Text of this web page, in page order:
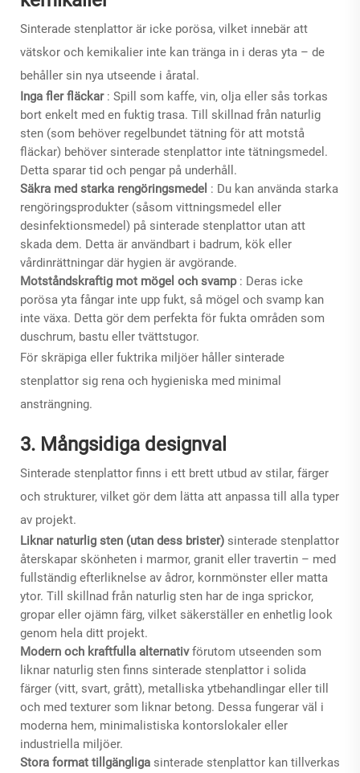
Sinterade stenplattor är icke porösa, vilket innebär att
vätskor och kemikalier inte kan tränga in i deras yta – de
behåller sin nya utseende i åratal.
Inga fler fläckar : Spill som kaffe, vin, olja eller sås torkas
bort enkelt med en fuktig trasa. Till skillnad från naturlig
sten (som behöver regelbundet tätning för att motstå
fläckar) behöver sinterade stenplattor inte tätningsmedel.
Detta sparar tid och pengar på underhåll.
Säkra med starka rengöringsmedel : Du kan använda starka
rengöringsprodukter (såsom vittningsmedel eller
desinfektionsmedel) på sinterade stenplattor utan att
skada dem. Detta är användbart i badrum, kök eller
vårdinrättningar där hygien är avgörande.
Motståndskraftig mot mögel och svamp : Deras icke
porösa yta fångar inte upp fukt, så mögel och svamp kan
inte växa. Detta gör dem perfekta för fukta områden som
duschrum, bastu eller tvättstugor.
För skräpiga eller fuktrika miljöer håller sinterade
stenplattor sig rena och hygieniska med minimal
ansträngning.
3. Mångsidiga designval
Sinterade stenplattor finns i ett brett utbud av stilar, färger
och strukturer, vilket gör dem lätta att anpassa till alla typer
av projekt.
Liknar naturlig sten (utan dess brister) sinterade stenplattor
återskapar skönheten i marmor, granit eller travertin – med
fullständig efterliknelse av ådror, kornmönster eller matta
ytor. Till skillnad från naturlig sten har de inga sprickor,
gropar eller ojämn färg, vilket säkerställer en enhetlig look
genom hela ditt projekt.
Modern och kraftfulla alternativförutom utseenden som
liknar naturlig sten finns sinterade stenplattor i solida
färger (vitt, svart, grått), metalliska ytbehandlingar eller till
och med texturer som liknar betong. Dessa fungerar väl i
moderna hem, minimalistiska kontorslokaler eller
industriella miljöer.
Stora format tillgängliga sinterade stenplattor kan tillverkas